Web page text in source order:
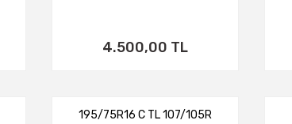
4.500,00 TL
195/75R16 C TL 107/105R